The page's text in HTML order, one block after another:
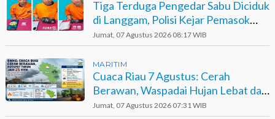
Tiga Terduga Pengedar Sabu Diciduk
di Langgam, Polisi Kejar Pemasok
Berinisial GA
Jumat, 07 Agustus 2026 08:17 WIB
MARITIM
Cuaca Riau 7 Agustus: Cerah
Berawan, Waspadai Hujan Lebat dan
Petir
Jumat, 07 Agustus 2026 07:31 WIB